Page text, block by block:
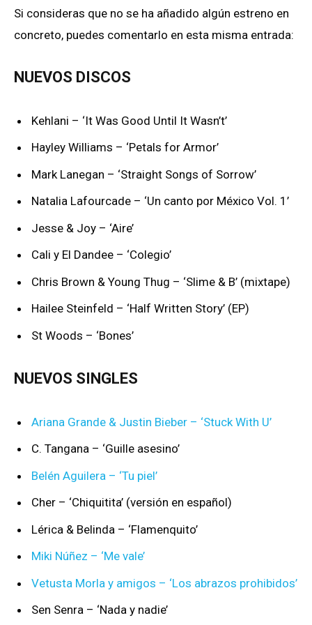
Si consideras que no se ha añadido algún estreno en
concreto, puedes comentarlo en esta misma entrada:
NUEVOS DISCOS
Kehlani – ‘It Was Good Until It Wasn’t’
Hayley Williams – ‘Petals for Armor’
Mark Lanegan – ‘Straight Songs of Sorrow’
Natalia Lafourcade – ‘Un canto por México Vol. 1’
Jesse & Joy – ‘Aire’
Cali y El Dandee – ‘Colegio’
Chris Brown & Young Thug – ‘Slime & B’ (mixtape)
Hailee Steinfeld – ‘Half Written Story’ (EP)
St Woods – ‘Bones’
NUEVOS SINGLES
Ariana Grande & Justin Bieber – ‘Stuck With U’
C. Tangana – ‘Guille asesino’
Belén Aguilera – ‘Tu piel’
Cher – ‘Chiquitita’ (versión en español)
Lérica & Belinda – ‘Flamenquito’
Miki Núñez – ‘Me vale’
Vetusta Morla y amigos – ‘Los abrazos prohibidos’
Sen Senra – ‘Nada y nadie’